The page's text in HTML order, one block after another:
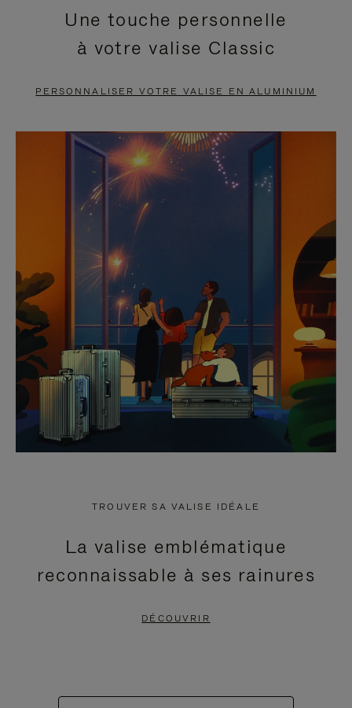
EN
PAUSE,
APPUYEZ
POUR
METTRE
PAUSE
VIDÉO
EST
DÉSACTIVÉ.
CLIQUER
POUR
RÉACTIVER
LE
SON
Une touche personnelle
à votre valise Classic
PERSONNALISER VOTRE VALISE EN ALUMINIUM
TROUVER SA VALISE IDÉALE
La valise emblématique
reconnaissable à ses rainures
DÉCOUVRIR